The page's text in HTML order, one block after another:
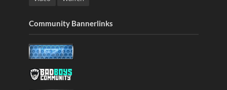
Community Bannerlinks